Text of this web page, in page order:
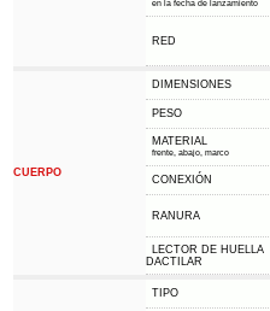
en la fecha de lanzamiento
RED
CUERPO
DIMENSIONES
PESO
MATERIAL
frente, abajo, marco
CONEXIÓN
RANURA
LECTOR DE HUELLA
DACTILAR
TIPO